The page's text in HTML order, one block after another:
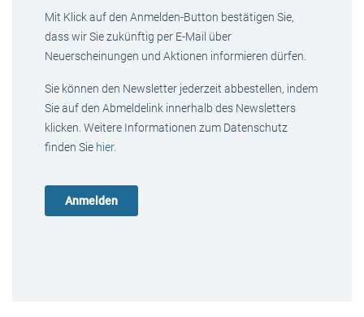
Mit Klick auf den Anmelden-Button bestätigen Sie,
dass wir Sie zukünftig per E-Mail über
Neuerscheinungen und Aktionen informieren dürfen.
Sie können den Newsletter jederzeit abbestellen, indem
Sie auf den Abmeldelink innerhalb des Newsletters
klicken. Weitere Informationen zum Datenschutz
finden Sie hier.